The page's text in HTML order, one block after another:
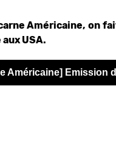
Américaine, on
USA.
Américaine] Emission